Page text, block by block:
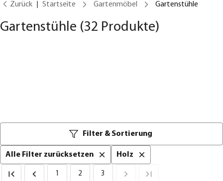
Zurück Startseite Gartenmöbel Gartenstühle
Gartenstühle (32 Produkte)
Filter & Sortierung
Alle Filter zurücksetzen Holz
1 2 3